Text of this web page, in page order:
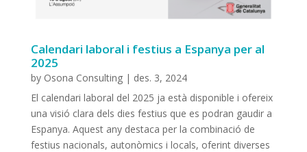
Calendari laboral i festius a Espanya per al
2025
by Osona Consulting| des. 3, 2024
El calendari laboral del 2025 ja està disponible i ofereix
una visió clara dels dies festius que es podran gaudir a
Espanya. Aquest any destaca per la combinació de
festius nacionals, autonòmics i locals, oferint diverses